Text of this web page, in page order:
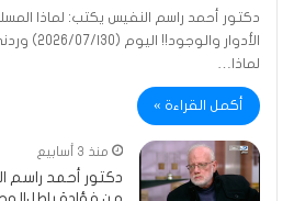
دكتور أحمد راسم النفيس يكتب: لماذا
الأدوار
لماذا…
أكمل القراءة »
منذ 3 أسابيع
دكتور أحمد راسم